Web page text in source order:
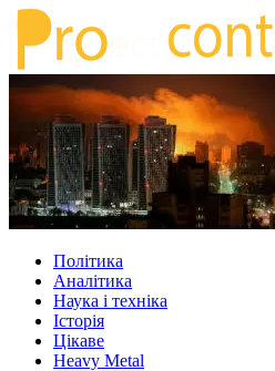
Політика
Аналітика
Наука і техніка
Історія
Цікаве
Heavy Metal